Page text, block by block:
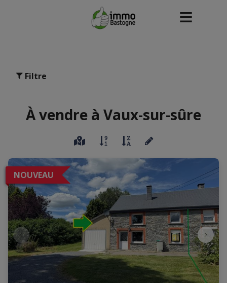
Filtre
À vendre à Vaux-sur-sûre
NOUVEAU